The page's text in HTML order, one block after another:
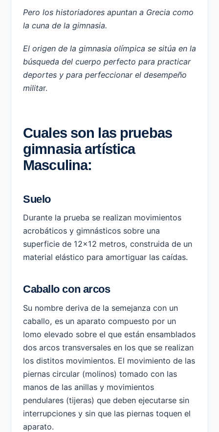
Pero los historiadores apuntan a Grecia como
la cuna de la gimnasia.
El origen de la gimnasia olímpica se sitúa en la
búsqueda del cuerpo perfecto para practicar
deportes y para perfeccionar el desempeño
militar.
Cuales son las pruebas
gimnasia artística
Masculina:
Suelo
Durante la prueba se realizan movimientos
acrobáticos y gimnásticos sobre una
superficie de 12×12 metros, construida de un
material elástico para amortiguar las caídas.
Caballo con arcos
Su nombre deriva de la semejanza con un
caballo, es un aparato compuesto por un
lomo elevado sobre el que están ensamblados
dos arcos transversales en los que se realizan
los distitos movimientos. El movimiento de las
piernas circular (molinos) tomado con las
manos de las anillas y movimientos
pendulares (tijeras) que deben ejecutarse sin
interrupciones y sin que las piernas toquen el
aparato.